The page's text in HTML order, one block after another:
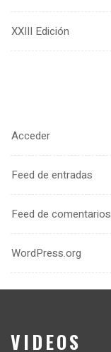
XXIII Edición
Acceder
Feed de entradas
Feed de comentarios
WordPress.org
VIDEOS